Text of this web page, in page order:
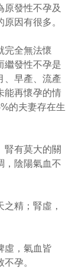
原發性不孕及
原因有很多。
完全無法懷
繼發性不孕是
、早產、流產
能再懷孕的情
的夫妻存在生
腎有莫大的關
，陰陽氣血不
精；腎虛，
虛，氣血皆
孕。